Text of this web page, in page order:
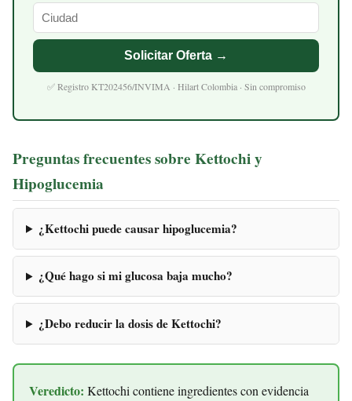
Solicitar Oferta →
✅ Registro KT202456/INVIMA · Hilart Colombia · Sin compromiso
Preguntas frecuentes sobre Kettochi y
Hipoglucemia
¿Kettochi puede causar hipoglucemia?
¿Qué hago si mi glucosa baja mucho?
¿Debo reducir la dosis de Kettochi?
Veredicto: Kettochi contiene ingredientes con evidencia